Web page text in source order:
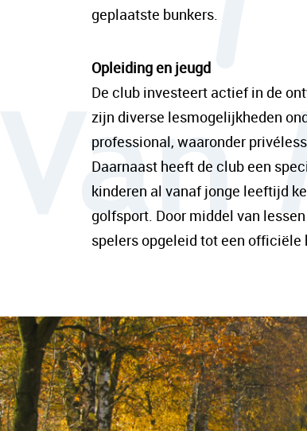
geplaatste bunkers.
Opleiding en jeugd
De club investeert actief in de
zijn diverse lesmogelijkheden
professional, waaronder
Daarnaast heeft de club een
kinderen al vanaf jonge leeftijd
golfsport. Door middel van
spelers opgeleid tot een officiële